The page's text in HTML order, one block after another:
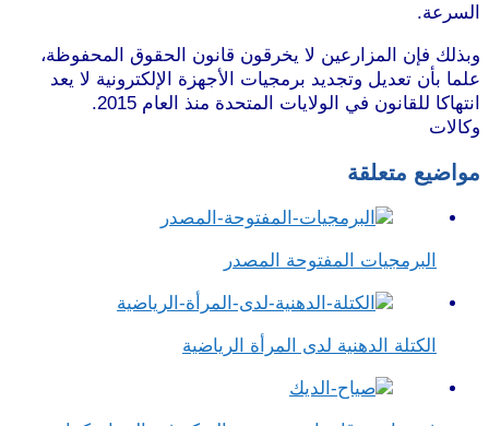
السرعة.
وبذلك فإن المزارعين لا يخرقون قانون الحقوق المحفوظة،
علما بأن تعديل وتجديد برمجيات الأجهزة الإلكترونية لا يعد
انتهاكا للقانون في الولايات المتحدة منذ العام 2015.
وكالات
مواضيع متعلقة
البرمجيات المفتوحة المصدر
الكتلة الدهنية لدى المرأة الرياضية